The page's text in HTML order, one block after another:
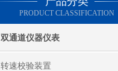
PRODUCT CLASSIFICATION
双通道仪器仪表
转速校验装置